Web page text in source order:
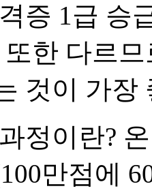
증 1급 승
한 다르
것이 가장
정이란?
만점에